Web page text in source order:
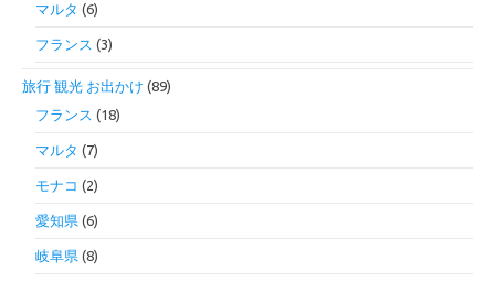
マルタ (6)
フランス (3)
旅行 観光 お出かけ (89)
フランス (18)
マルタ (7)
モナコ (2)
愛知県 (6)
岐阜県 (8)